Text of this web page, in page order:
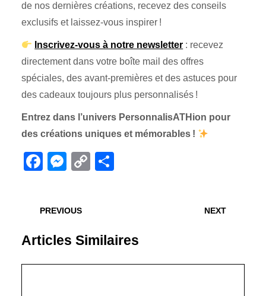
de nos dernières créations, recevez des conseils
exclusifs et laissez-vous inspirer !
Inscrivez-vous à notre newsletter : recevez
directement dans votre boîte mail des offres
spéciales, des avant-premières et des astuces pour
des cadeaux toujours plus personnalisés !
Entrez dans l’univers PersonnalisATHion pour
des créations uniques et mémorables !
F
e
b
M
e
n
C
Li er
PREVIOUS NEXT
Articles Similaires